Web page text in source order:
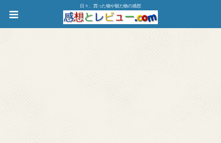
日々、買った物や観た物の感想